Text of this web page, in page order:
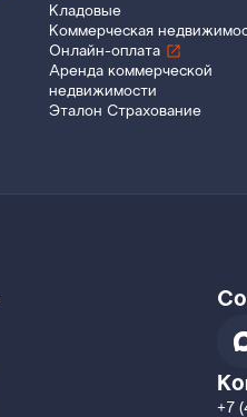
Кладовые
Коммерческая
Онлайн-оплата
Аренда коммерческой
недвижимости
Эталон Страхование
+7